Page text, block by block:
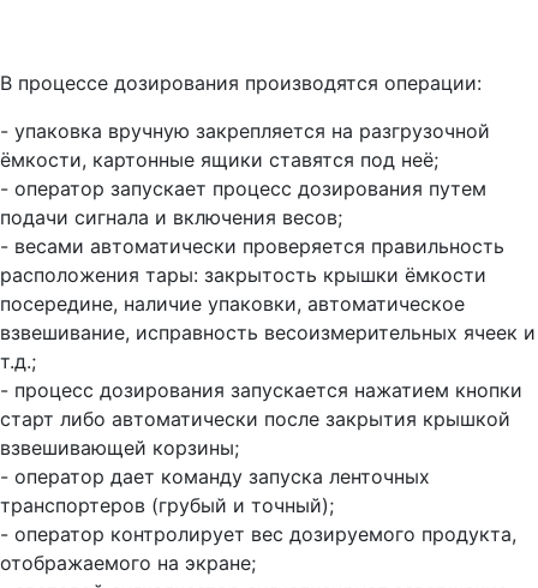
В процессе дозирования производятся операции:
- упаковка вручную закрепляется на разгрузочной
ёмкости, картонные ящики ставятся под неё;
- оператор запускает процесс дозирования путем
подачи сигнала и включения весов;
- весами автоматически проверяется правильность
расположения тары: закрытость крышки ёмкости
посередине, наличие упаковки, автоматическое
взвешивание, исправность весоизмерительных ячеек и
т.д.;
- процесс дозирования запускается нажатием кнопки
старт либо автоматически после закрытия крышкой
взвешивающей корзины;
- оператор дает команду запуска ленточных
транспортеров (грубый и точный);
- оператор контролирует вес дозируемого продукта,
отображаемого на экране;